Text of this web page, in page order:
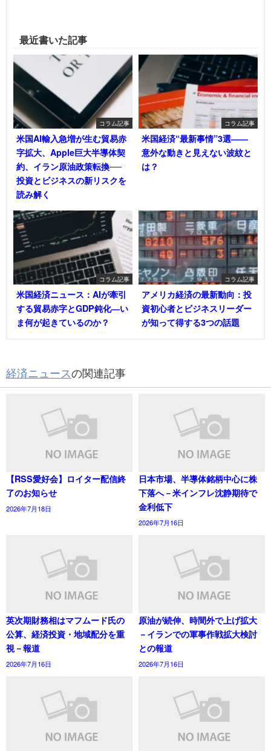
最近書いた記事
コラム記事
米国AI輸入急増が生む貿易赤
字拡大、Apple巨大半導体契
約、イラン原油政策転換──
投資とビジネスの新リスクを
読み解く
コラム記事
米国経済“最新事情”3選――
意外な動きと見えない波紋と
は？
コラム記事
米国経済ニュース：AIが牽引
する貿易赤字とGDP鈍化―い
ま何が起きているのか？
コラム記事
アメリカ経済の最新動向：投
資初心者とビジネスリーダー
が知って得する3つの話題
経済ニュースの関連記事
【RSS愛好会】ロイター配信終
了のお知らせ
2026年7月18日
日本市場、半導体銘柄中心に株
下落へ－米インフレ沈静期待で
金利低下
2026年7月16日
英次期財務相はマフムード氏の
公算、経済投資・地域配分を重
視－報道
2026年7月16日
原油が続伸、時間外で上げ拡大
－イランでの軍事作戦拡大検討
との報道
2026年7月16日